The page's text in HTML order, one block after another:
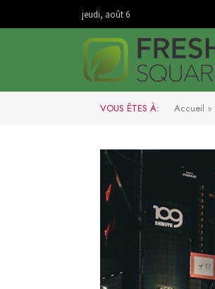
jeudi, août 6
VOUS ÊTES À: Accueil »